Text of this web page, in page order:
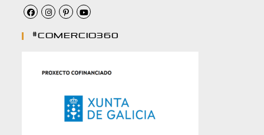
#comercio360